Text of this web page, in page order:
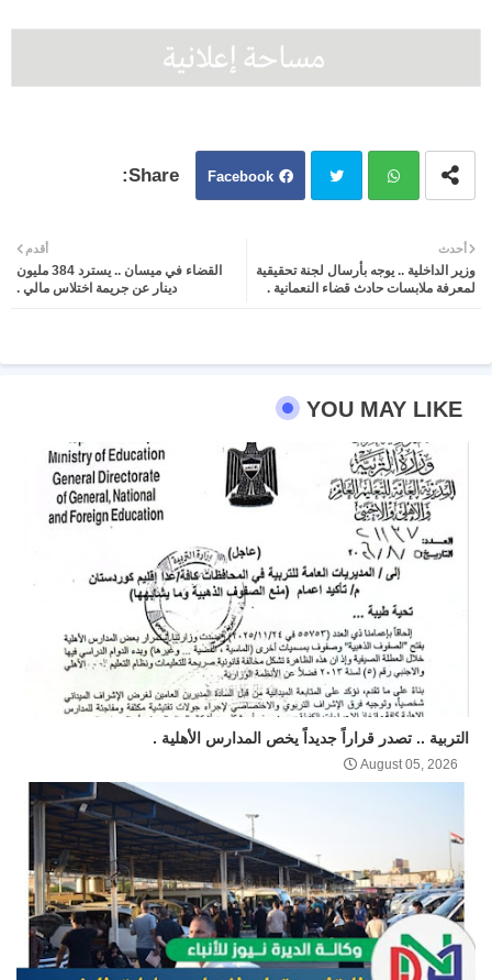
Facebook
ter atsa
أحدث
وزير الداخلية .. يوجه بأرسال لجنة تحقيقية
لمعرفة ملابسات حادث قضاء النعمانية .
أقدم
القضاء في ميسان .. يسترد 384 مليون
دينار عن جريمة اختلاس مالي .
YOU MAY LIKE
التربية .. تصدر قراراً جديداً يخص المدارس الأهلية .
August 05, 2026